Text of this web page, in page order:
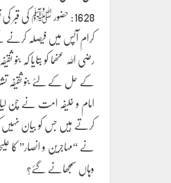
1628: حضور ﷺ کی قبر
کرام آپس میں فیصلہ
رضی اللہ عنھما کو بتایا
امام و خلیفہ امت نے چُن
کرتے ہیں جس کو بیان نہیں
نے “مہاجرین و انصار” کا
وہاں سمجھانے گئے؟